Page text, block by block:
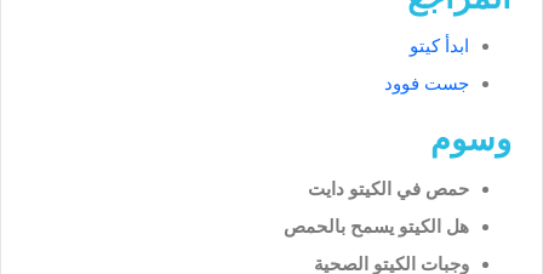
ابدأ كيتو
جست فوود
وسوم
حمص في الكيتو دايت
هل الكيتو يسمح بالحمص
وجبات الكيتو الصحية